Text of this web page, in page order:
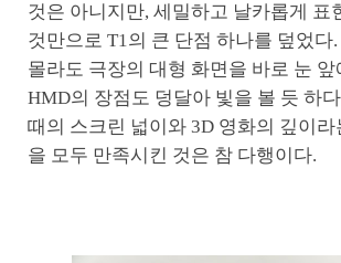
것은 아니지만, 세밀하고 날카롭게 표
것만으로 T1의 큰 단점 하나를 덮었다
몰라도 극장의 대형 화면을 바로 눈 앞
HMD의 장점도 덩달아 빛을 볼 듯 하
때의 스크린 넓이와 3D 영화의 깊이라
을 모두 만족시킨 것은 참 다행이다.